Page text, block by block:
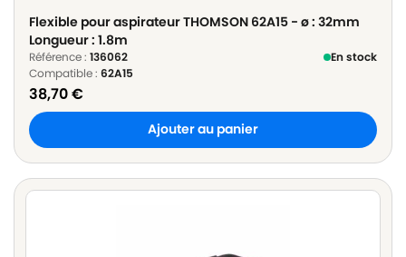
Flexible pour aspirateur THOMSON 62A15 - ø : 32mm
Longueur : 1.8m
Référence : 136062
En stock
Compatible : 62A15
38,70€
Ajouter au panier